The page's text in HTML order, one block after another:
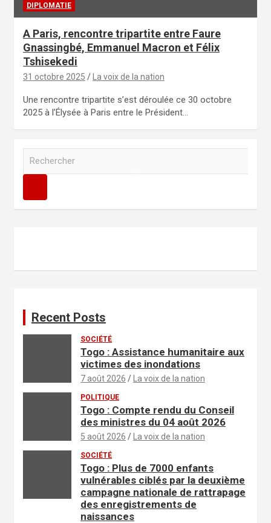
DIPLOMATIE
A Paris, rencontre tripartite entre Faure
Gnassingbé, Emmanuel Macron et Félix
Tshisekedi
31 octobre 2025 La voix de la nation
Une rencontre tripartite s’est déroulée ce 30 octobre
2025 à l’Élysée à Paris entre le Président…
c
r
Recent Posts
SOCIÉTÉ
Togo : Assistance humanitaire aux
victimes des inondations
7 août 2026 La voix de la nation
POLITIQUE
Togo : Compte rendu du Conseil
des ministres du 04 août 2026
5 août 2026 La voix de la nation
SOCIÉTÉ
Togo : Plus de 7000 enfants
vulnérables ciblés par la deuxième
campagne nationale de rattrapage
des enregistrements de
naissances